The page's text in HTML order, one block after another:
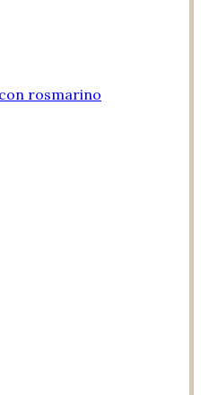
rosmarino